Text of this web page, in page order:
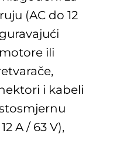
(AC do 12
ili
i kabeli
A / 63 V),